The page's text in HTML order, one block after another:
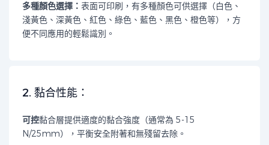
多種顏色選擇：表面可印刷，有多種顏色可供選擇（白色、
淺黃色、深黃色、紅色、綠色、藍色、黑色、橙色等），方
便不同應用的輕鬆識別。
2. 黏合性能：
可控黏合層提供適度的黏合強度（通常為 5-15
N/25mm），平衡安全附著和無殘留去除。